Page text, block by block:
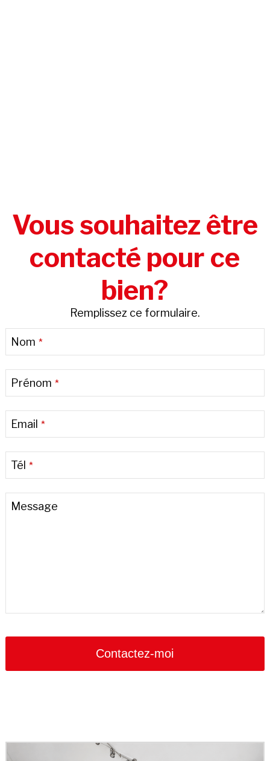
Vous souhaitez être
contacté pour ce
bien?
Remplissez ce formulaire.
Nom *
Prénom *
Email *
Tél *
Message
Contactez-moi